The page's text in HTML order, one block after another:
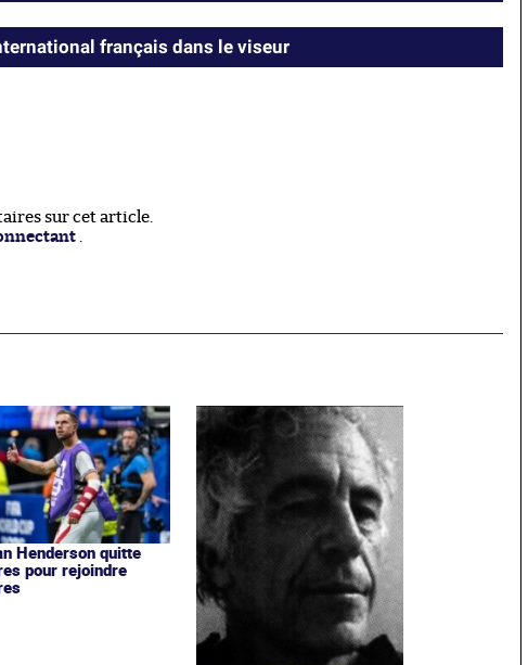
français dans le viseur
sur cet article.
.
Henderson quitte
pour rejoindre